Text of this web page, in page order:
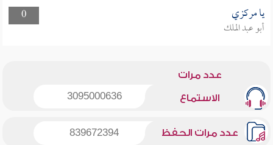
0
يا مركزي
أبو عبد الملك
عدد مرات
الاستماع 3095000636
عدد مرات الحفظ 839672394